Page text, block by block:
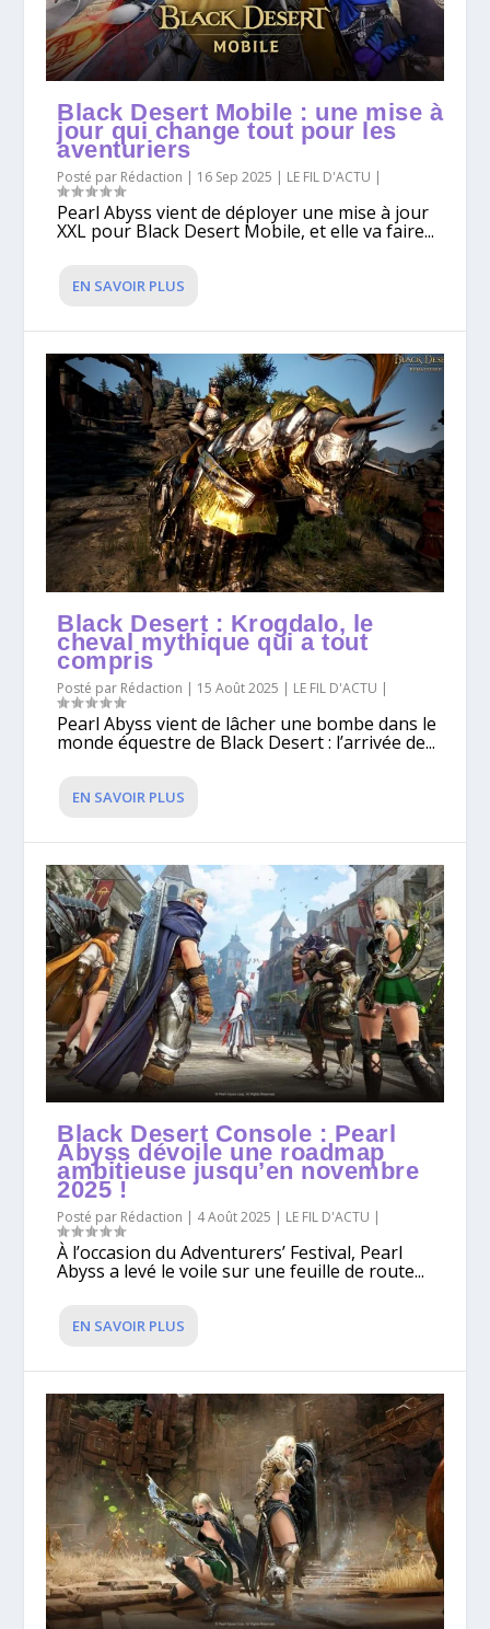
Black Desert Mobile : une mise à
jour qui change tout pour les
aventuriers
Posté par Rédaction | 16 Sep 2025 | LE FIL D'ACTU |
Pearl Abyss vient de déployer une mise à jour
XXL pour Black Desert Mobile, et elle va faire...
EN SAVOIR PLUS
Black Desert : Krogdalo, le
cheval mythique qui a tout
compris
Posté par Rédaction | 15 Août 2025 | LE FIL D'ACTU |
Pearl Abyss vient de lâcher une bombe dans le
monde équestre de Black Desert : l’arrivée de...
EN SAVOIR PLUS
Black Desert Console : Pearl
Abyss dévoile une roadmap
ambitieuse jusqu’en novembre
2025 !
Posté par Rédaction | 4 Août 2025 | LE FIL D'ACTU |
À l’occasion du Adventurers’ Festival, Pearl
Abyss a levé le voile sur une feuille de route...
EN SAVOIR PLUS